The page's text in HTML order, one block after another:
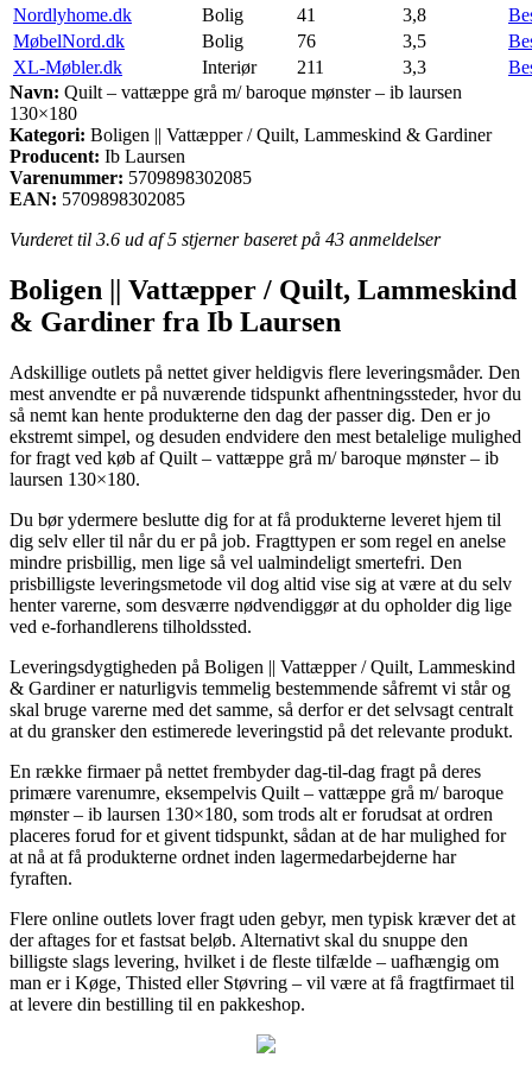
Nordlyhome.dk
Bolig 41 3,8
MøbelNord.dk
Bolig 76 3,5
XL-Møbler.dk
Interiør 211 3,3
Navn: Quilt – vattæppe grå m/ baroque mønster – ib laursen
130×180
Kategori: Boligen || Vattæpper / Quilt, Lammeskind & Gardiner
Producent: Ib Laursen
Varenummer: 5709898302085
EAN: 5709898302085
Vurderet til 3.6 ud af 5 stjerner baseret på 43 anmeldelser
Boligen || Vattæpper / Quilt, Lammeskind
& Gardiner fra Ib Laursen
Adskillige outlets på nettet giver heldigvis flere leveringsmåder. Den
mest anvendte er på nuværende tidspunkt afhentningssteder, hvor du
så nemt kan hente produkterne den dag der passer dig. Den er jo
ekstremt simpel, og desuden endvidere den mest betalelige mulighed
for fragt ved køb af Quilt – vattæppe grå m/ baroque mønster – ib
laursen 130×180.
Du bør ydermere beslutte dig for at få produkterne leveret hjem til
dig selv eller til når du er på job. Fragttypen er som regel en anelse
mindre prisbillig, men lige så vel ualmindeligt smertefri. Den
prisbilligste leveringsmetode vil dog altid vise sig at være at du selv
henter varerne, som desværre nødvendiggør at du opholder dig lige
ved e-forhandlerens tilholdssted.
Leveringsdygtigheden på Boligen || Vattæpper / Quilt, Lammeskind
& Gardiner er naturligvis temmelig bestemmende såfremt vi står og
skal bruge varerne med det samme, så derfor er det selvsagt centralt
at du gransker den estimerede leveringstid på det relevante produkt.
En række firmaer på nettet frembyder dag-til-dag fragt på deres
primære varenumre, eksempelvis Quilt – vattæppe grå m/ baroque
mønster – ib laursen 130×180, som trods alt er forudsat at ordren
placeres forud for et givent tidspunkt, sådan at de har mulighed for
at nå at få produkterne ordnet inden lagermedarbejderne har
fyraften.
Flere online outlets lover fragt uden gebyr, men typisk kræver det at
der aftages for et fastsat beløb. Alternativt skal du snuppe den
billigste slags levering, hvilket i de fleste tilfælde – uafhængig om
man er i Køge, Thisted eller Støvring – vil være at få fragtfirmaet til
at levere din bestilling til en pakkeshop.